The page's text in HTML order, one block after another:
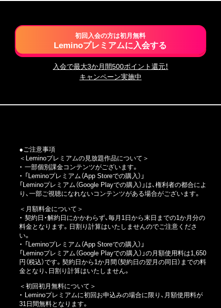
初回入会の方は初月無料
Leminoプレミアムに入会する
入会で最大3か月間500ポイント還元！
キャンペーン実施中
●ご注意事項
＜Leminoプレミアムの見放題作品について＞
・ 一部個別課金コンテンツがございます。
・ 「Leminoプレミアム（App Storeでの購入）」
「Leminoプレミアム（Google Playでの購入）」 は、権利者の都合によ
り、一部ご視聴になれないコンテンツがある場合がございます。
＜月額料金について＞
・ 契約日・解約日にかかわらず、毎月1日から末日までの1か月分の
料金となります。日割り計算はいたしませんのでご注意くださ
い。
・ 「Leminoプレミアム（App Storeでの購入）」
「Leminoプレミアム（Google Playでの購入）」の月額使用料は1,650
円（税込）です。契約日から1か月間（契約日の翌月の同日）までの料
金となり、日割り計算はいたしません。
＜初回初月無料について＞
・ Leminoプレミアムに初回お申込みの場合に限り、月額使用料が
31日間無料となります。